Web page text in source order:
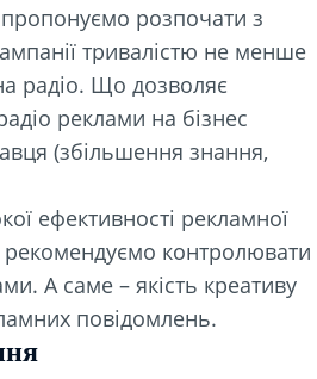
розпочати з
тривалістю не менше
радіо. Що дозволяє
реклами на бізнес
(збільшення знання,
ефективності рекламної
рекомендуємо контролювати
А саме – якість креативу
повідомлень.